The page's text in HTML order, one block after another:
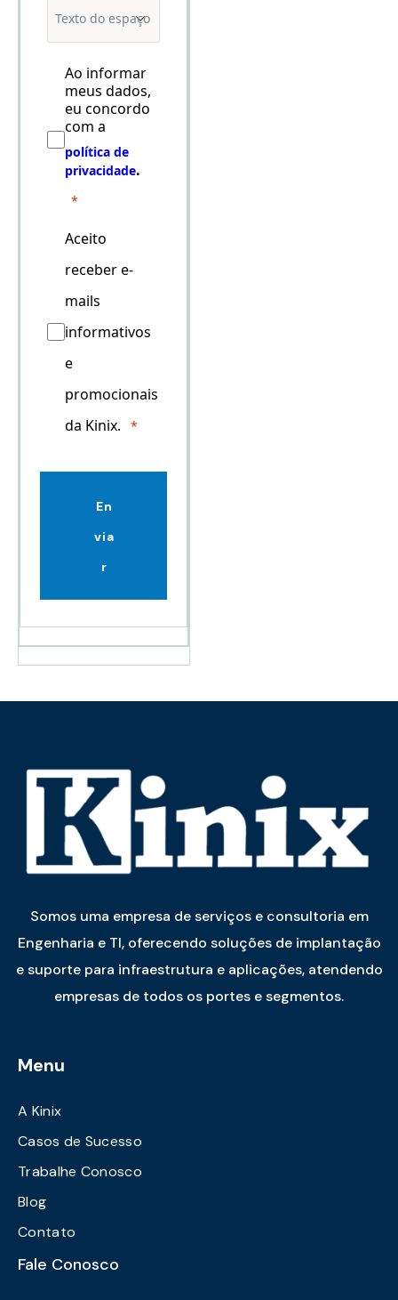
Ao informar
meus dados,
eu concordo
com a
política de
privacidade.
Aceito
receber e-
mails
informativos
e
promocionais
da Kinix.
En
via
r
Somos uma empresa de serviços e consultoria em
Engenharia e TI, oferecendo soluções de implantação
e suporte para infraestrutura e aplicações, atendendo
empresas de todos os portes e segmentos.
Menu
A Kinix
Casos de Sucesso
Trabalhe Conosco
Blog
Contato
Fale Conosco